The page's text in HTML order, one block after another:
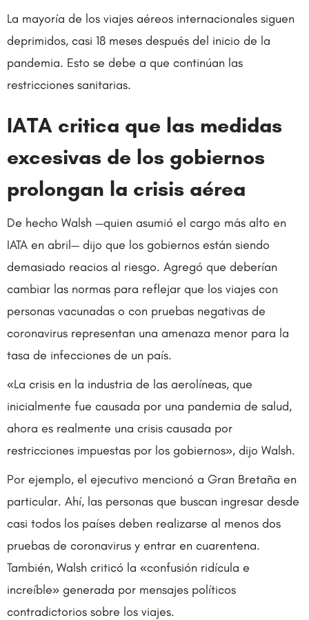
La mayoría de los viajes aéreos internacionales siguen
deprimidos, casi 18 meses después del inicio de la
pandemia. Esto se debe a que continúan las
restricciones sanitarias.
IATA critica que las medidas
excesivas de los gobiernos
prolongan la crisis aérea
De hecho Walsh —quien asumió el cargo más alto en
IATA en abril— dijo que los gobiernos están siendo
demasiado reacios al riesgo. Agregó que deberían
cambiar las normas para reflejar que los viajes con
personas vacunadas o con pruebas negativas de
coronavirus representan una amenaza menor para la
tasa de infecciones de un país.
«La crisis en la industria de las aerolíneas, que
inicialmente fue causada por una pandemia de salud,
ahora es realmente una crisis causada por
restricciones impuestas por los gobiernos», dijo Walsh.
Por ejemplo, el ejecutivo mencionó a Gran Bretaña en
particular. Ahí, las personas que buscan ingresar desde
casi todos los países deben realizarse al menos dos
pruebas de coronavirus y entrar en cuarentena.
También, Walsh criticó la «confusión ridícula e
increíble» generada por mensajes políticos
contradictorios sobre los viajes.